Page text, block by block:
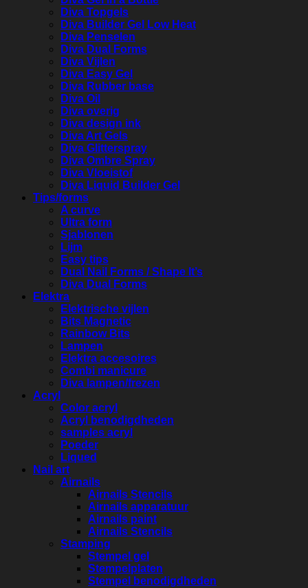
Diva Topgels
Diva Builder Gel Low Heat
Diva Penselen
Diva Dual Forms
Diva Vijlen
Diva Easy Gel
Diva Rubber base
Diva Oil
Diva overig
Diva design ink
Diva Art Gels
Diva Glitterspray
Diva Ombre Spray
Diva Vloeistof
Diva Liquid Builder Gel
Tips/forms
A curve
Ultra form
Sjablonen
Lijm
Easy tips
Dual Nail Forms / Shape It’s
Diva Dual Forms
Elektra
Elektrische vijlen
Bits Magnetic
Rainbow Bits
Lampen
Elektra accesoires
Combi manicure
Diva lampen/frezen
Acryl
Color acryl
Acryl benodigdheden
samples acryl
Poeder
Liqued
Nail art
Airnails
Airnails Stencils
Airnails apparatuur
Airnails paint
Airnails Stencils
Stamping
Stempel gel
Stempelplaten
Stempel benodigdheden